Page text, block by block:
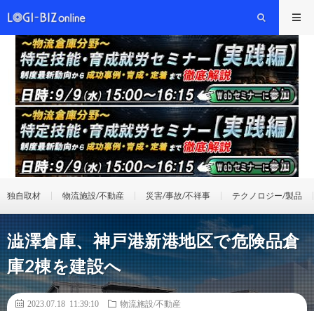
独自取材 物流施設/不動産 災害/事故/不祥事 テクノロジー/製品
澁澤倉庫、神戸港新港地区で危険品倉
庫2棟を建設へ
2023.07.18 11:39:10
物流施設/不動産